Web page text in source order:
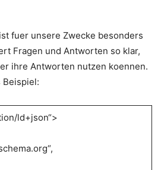
fuer unsere Zwecke besonders
Fragen und Antworten so klar,
ihre Antworten nutzen koennen.
Beispiel:
ld+json“>